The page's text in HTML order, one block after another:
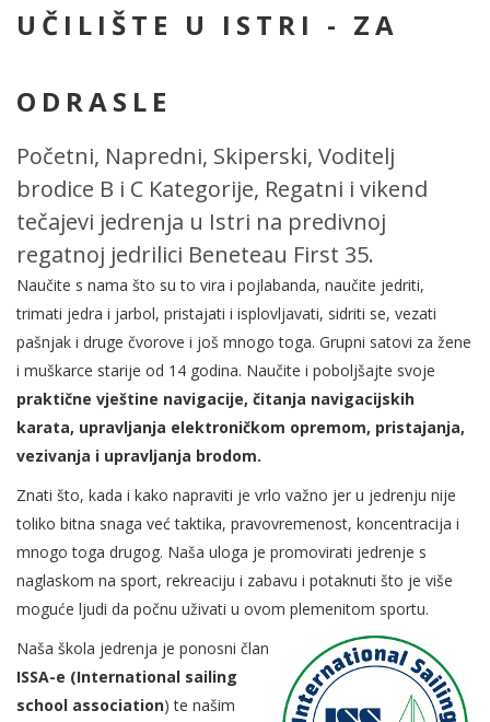
UČILIŠTE U ISTRI - ZA
ODRASLE
Početni, Napredni, Skiperski, Voditelj
brodice B i C Kategorije, Regatni i vikend
tečajevi jedrenja u Istri na predivnoj
regatnoj jedrilici Beneteau First 35.
Naučite s nama što su to vira i pojlabanda, naučite jedriti,
trimati jedra i jarbol, pristajati i isplovljavati, sidriti se, vezati
pašnjak i druge čvorove i još mnogo toga. Grupni satovi za žene
i muškarce starije od 14 godina. Naučite i poboljšajte svoje
praktične vještine navigacije, čitanja navigacijskih
karata, upravljanja elektroničkom opremom, pristajanja,
vezivanja i upravljanja brodom.
Znati što, kada i kako napraviti je vrlo važno jer u jedrenju nije
toliko bitna snaga već taktika, pravovremenost, koncentracija i
mnogo toga drugog. Naša uloga je promovirati jedrenje s
naglaskom na sport, rekreaciju i zabavu i potaknuti što je više
moguće ljudi da počnu uživati u ovom plemenitom sportu.
Naša škola jedrenja je ponosni član
ISSA-e (International sailing
school association) te našim